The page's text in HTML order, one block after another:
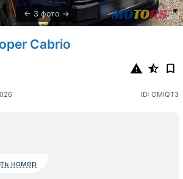
3 фото
Cabrio
ID: OMiQT3
номер